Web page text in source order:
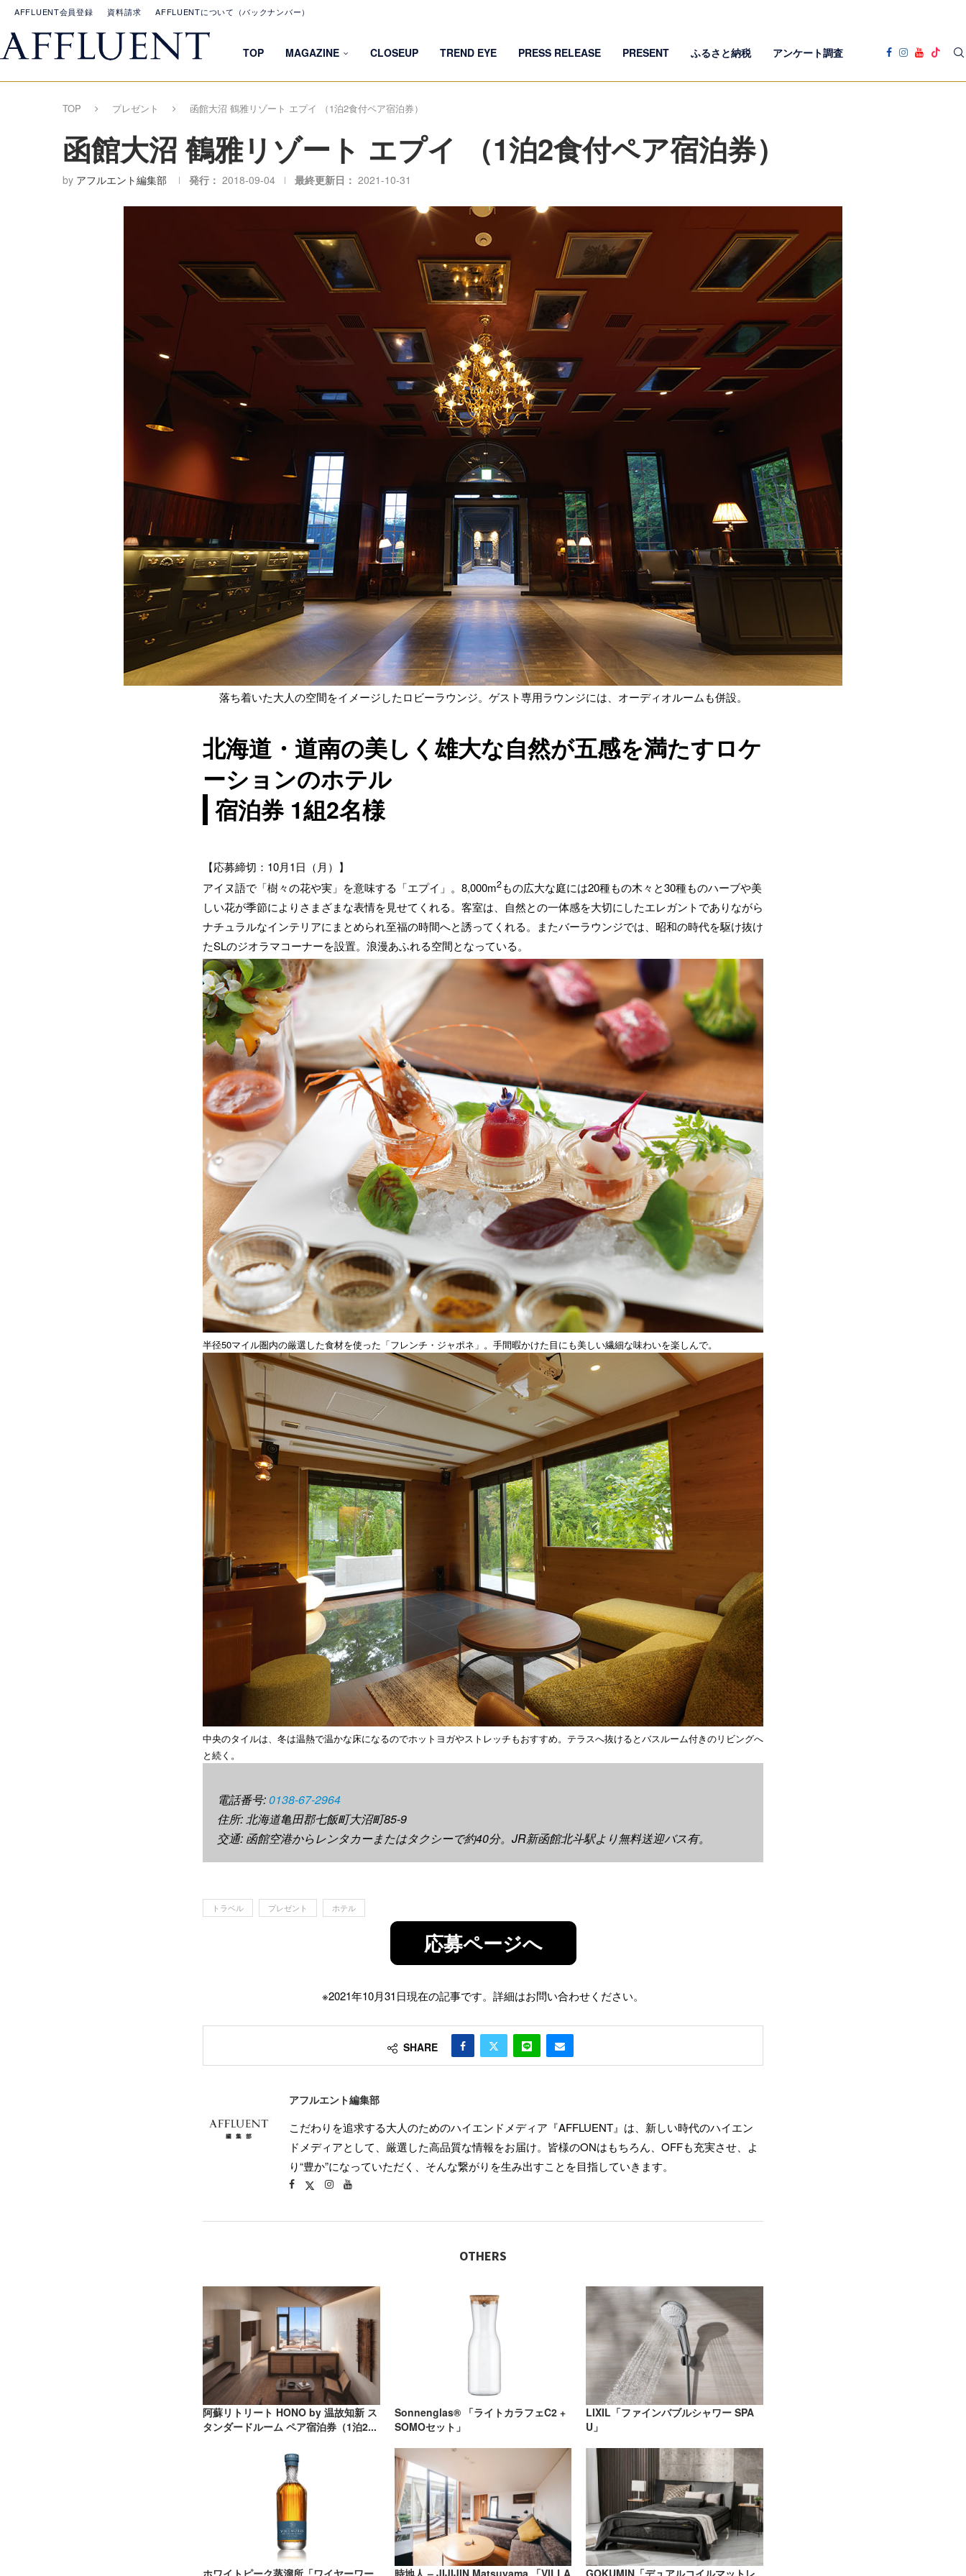
AFFLUENT会員登録 資料請求 AFFLUENTについて（バックナンバー）
TOP MAGAZINE CLOSEUP TREND EYE PRESS RELEASE PRESENT ふるさと納税 アンケート調査
TOP プレゼント 函館大沼 鶴雅リゾート エプイ （1泊2食付ペア宿泊券）
函館大沼 鶴雅リゾート エプイ （1泊2食付ペア宿泊券）
by アフルエント編集部 発行： 2018-09-04 最終更新日： 2021-10-31
落ち着いた大人の空間をイメージしたロビーラウンジ。ゲスト専用ラウンジには、オーディオルームも併設。
北海道・道南の美しく雄大な自然が五感を満たすロケ
ーションのホテル
宿泊券 1組2名様
【応募締切：10月1日（月）】
アイヌ語で「樹々の花や実」を意味する「エプイ」。8,000m2もの広大な庭には20種もの木々と30種ものハーブや美
しい花が季節によりさまざまな表情を見せてくれる。客室は、自然との一体感を大切にしたエレガントでありながら
ナチュラルなインテリアにまとめられ至福の時間へと誘ってくれる。またバーラウンジでは、昭和の時代を駆け抜け
たSLのジオラマコーナーを設置。浪漫あふれる空間となっている。
半径50マイル圏内の厳選した食材を使った「フレンチ・ジャポネ」。手間暇かけた目にも美しい繊細な味わいを楽しんで。
中央のタイルは、冬は温熱で温かな床になるのでホットヨガやストレッチもおすすめ。テラスへ抜けるとバスルーム付きのリビングへ
と続く。
電話番号:0138-67-2964
住所: 北海道亀田郡七飯町大沼町85-9
交通: 函館空港からレンタカーまたはタクシーで約40分。JR新函館北斗駅より無料送迎バス有。
トラベル プレゼント ホテル
応募ページへ
※2021年10月31日現在の記事です。詳細はお問い合わせください。
SHARE
アフルエント編集部
こだわりを追求する大人のためのハイエンドメディア『AFFLUENT』は、新しい時代のハイエン
ドメディアとして、厳選した高品質な情報をお届け。皆様のONはもちろん、OFFも充実させ、よ
り“豊か”になっていただく、そんな繋がりを生み出すことを目指していきます。
OTHERS
阿蘇リトリート HONO by 温故知新 ス
タンダードルーム ペア宿泊券（1泊2...
Sonnenglas® 「ライトカラフェC2 +
SOMOセット」
LIXIL「ファインバブルシャワー SPA
U」